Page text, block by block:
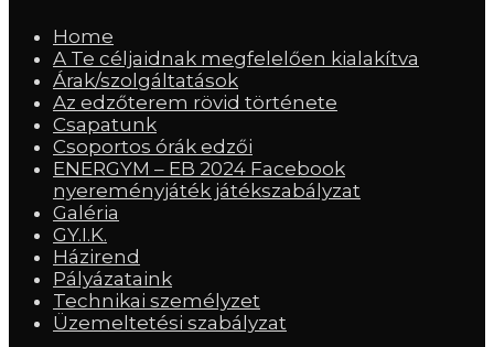
Home
A Te céljaidnak megfelelően kialakítva
Árak/szolgáltatások
Az edzőterem rövid története
Csapatunk
Csoportos órák edzői
ENERGYM – EB 2024 Facebook
nyereményjáték játékszabályzat
Galéria
GY.I.K.
Házirend
Pályázataink
Technikai személyzet
Üzemeltetési szabályzat